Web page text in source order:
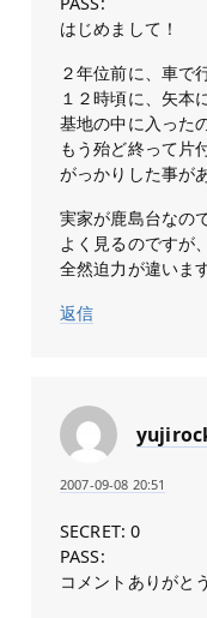
はじめまして！
２年位前に、車で
１２時頃に、矢本
基地の中に入った
もう殆ど終って片
がっかりした事が
実家が鹿島台なの
よく見るのですが
全然迫力が違いま
返信
2007-09-08 20:51
SECRET: 0
PASS:
コメントありがと